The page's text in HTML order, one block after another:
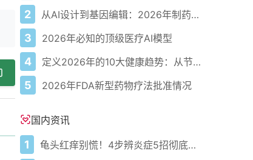
2 从AI设计到基因编辑：2026年制药领域重大突破
3 2026年必知的顶级医疗AI模型
4 定义2026年的10大健康趋势：从节律健康到冷热交替疗法
5 2026年FDA新型药物疗法批准情况
国内资讯
1 龟头红痒别慌！4步辨炎症5招彻底防复发